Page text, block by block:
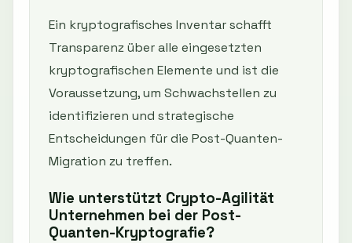
Ein kryptografisches Inventar schafft
Transparenz über alle eingesetzten
kryptografischen Elemente und ist die
Voraussetzung, um Schwachstellen zu
identifizieren und strategische
Entscheidungen für die Post-Quanten-
Migration zu treffen.
Wie unterstützt Crypto-Agilität
Unternehmen bei der Post-
Quanten-Kryptografie?